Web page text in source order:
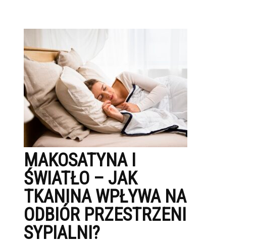
MAKOSATYNA I
ŚWIATŁO – JAK
TKANINA WPŁYWA NA
ODBIÓR PRZESTRZENI
SYPIALNI?